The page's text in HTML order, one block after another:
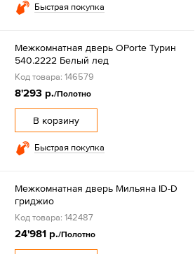
Быстрая покупка
Межкомнатная дверь OPorte Турин
540.2222 Белый лед
Код товара: 146579
8'293 р./Полотно
В корзину
Быстрая покупка
Межкомнатная дверь Мильяна ID-D
гриджио
Код товара: 142487
24'981 р./Полотно